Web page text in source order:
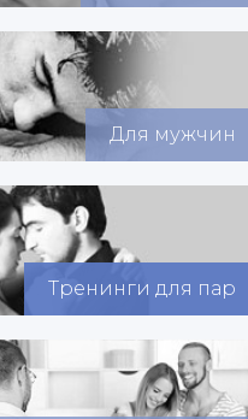
Для мужчин
Тренинги для пар